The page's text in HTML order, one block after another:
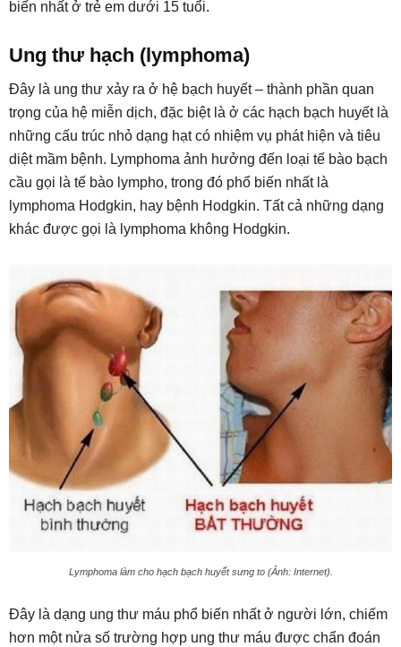
biến nhất ở trẻ em dưới 15 tuổi.
Ung thư hạch (lymphoma)
Đây là ung thư xảy ra ở hệ bạch huyết – thành phần quan
trọng của hệ miễn dịch, đặc biệt là ở các hạch bạch huyết là
những cấu trúc nhỏ dạng hạt có nhiệm vụ phát hiện và tiêu
diệt mầm bệnh. Lymphoma ảnh hưởng đến loại tế bào bạch
cầu gọi là tế bào lympho, trong đó phổ biến nhất là
lymphoma Hodgkin, hay bệnh Hodgkin. Tất cả những dạng
khác được gọi là lymphoma không Hodgkin.
Lymphoma làm cho hạch bạch huyết sưng to (Ảnh: Internet).
Đây là dạng ung thư máu phổ biến nhất ở người lớn, chiếm
hơn một nửa số trường hợp ung thư máu được chẩn đoán